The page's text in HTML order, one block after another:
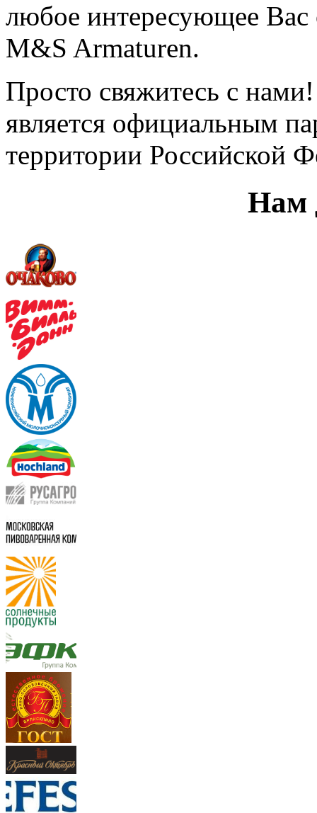
любое интересующее Вас
M&S Armaturen.
Просто свяжитесь с
является официальным
территории Российской
Нам